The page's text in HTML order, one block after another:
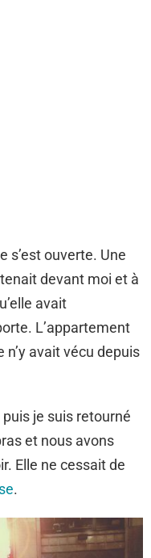
s’est ouverte. Une
devant moi et à
avait
L’appartement
avait vécu depuis
puis je suis retourné
et nous avons
Elle ne cessait de
.